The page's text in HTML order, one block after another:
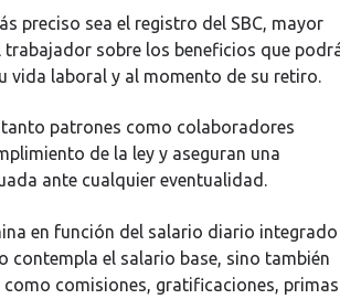
preciso sea el registro del SBC, mayor
trabajador sobre los beneficios que
vida laboral y al momento de su retiro.
tanto patrones como colaboradores
de la ley y aseguran una
ante cualquier eventualidad.
en función del salario diario integrado
contempla el salario base, sino también
comisiones, gratificaciones, primas